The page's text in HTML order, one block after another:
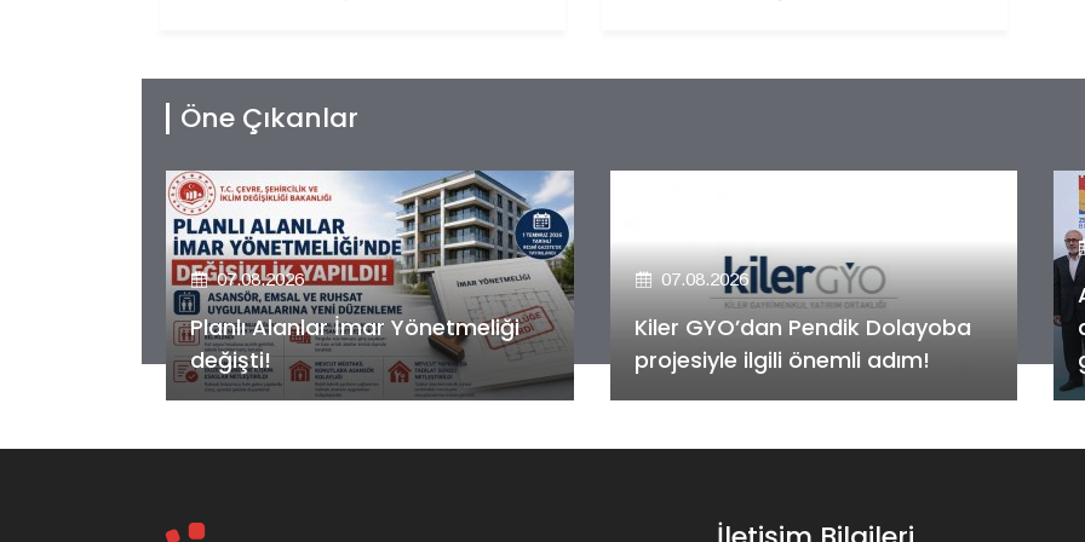
Öne Çıkanlar
07.08.2026
Kiler GYO’dan Pendik Dolayoba
projesiyle ilgili önemli adım!
07.08.2026
Alya Merkezefendi Konutları'nın
anahtar teslim töreni
gerçekleştirildi!